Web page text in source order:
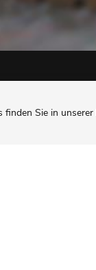
finden Sie in unserer